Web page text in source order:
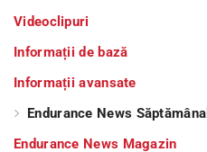
Videoclipuri
Informații de bază
Informații avansate
Endurance News Săptămânal
Endurance News Magazin